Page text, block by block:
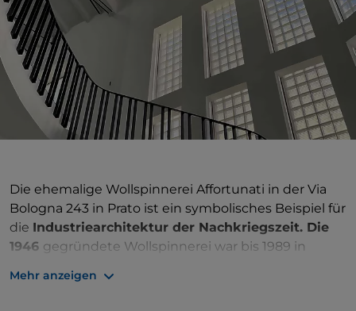
Die ehemalige Wollspinnerei Affortunati in der Via
Bologna 243 in Prato ist ein symbolisches Beispiel für
die Industriearchitektur der Nachkriegszeit. Die
1946 gegründete Wollspinnerei war bis 1989 in
Textilindustrie von Prato.
Mehr anzeigen